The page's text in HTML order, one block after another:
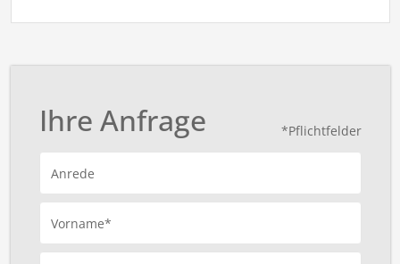
*Pflichtfelder
Ihre Anfrage
Anrede
Vorname*